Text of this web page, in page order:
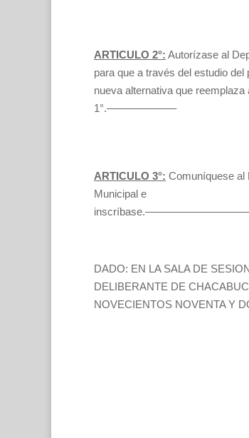
ARTICULO 2°: Autorízase al
para que a través del estudio
nueva alternativa que
1°.——————–
ARTICULO 3°: Comuníquese al
Municipal e
DADO: EN LA SALA DE
DELIBERANTE DE
NOVECIENTOS NOVENTA Y